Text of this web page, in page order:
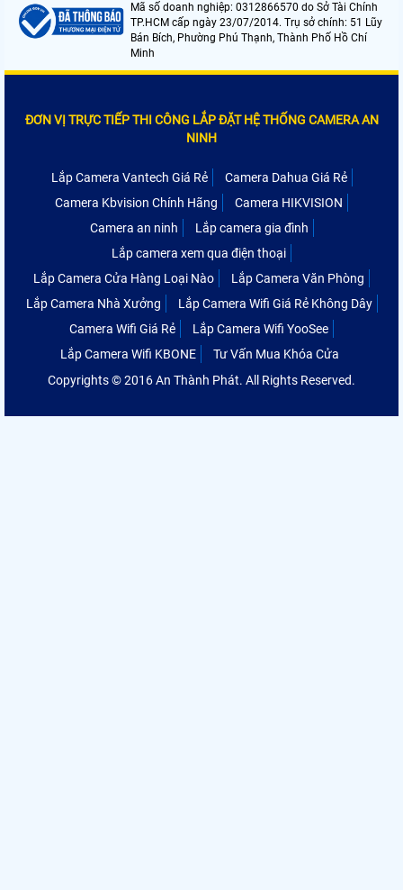
Mã số doanh nghiệp: 0312866570 do Sở Tài Chính
TP.HCM cấp ngày 23/07/2014. Trụ sở chính: 51 Lũy
Bán Bích, Phường Phú Thạnh, Thành Phố Hồ Chí
Minh
ĐƠN VỊ TRỰC TIẾP THI CÔNG LẮP ĐẶT HỆ THỐNG CAMERA AN
NINH
Lắp Camera Vantech Giá Rẻ
Camera Dahua Giá Rẻ
Camera Kbvision Chính Hãng
Camera HIKVISION
Camera an ninh
Lắp camera gia đình
Lắp camera xem qua điện thoại
Lắp Camera Cửa Hàng Loại Nào
Lắp Camera Văn Phòng
Lắp Camera Nhà Xưởng
Lắp Camera Wifi Giá Rẻ Không Dây
Camera Wifi Giá Rẻ
Lắp Camera Wifi YooSee
Lắp Camera Wifi KBONE
Tư Vấn Mua Khóa Cửa
Copyrights © 2016 An Thành Phát. All Rights Reserved.